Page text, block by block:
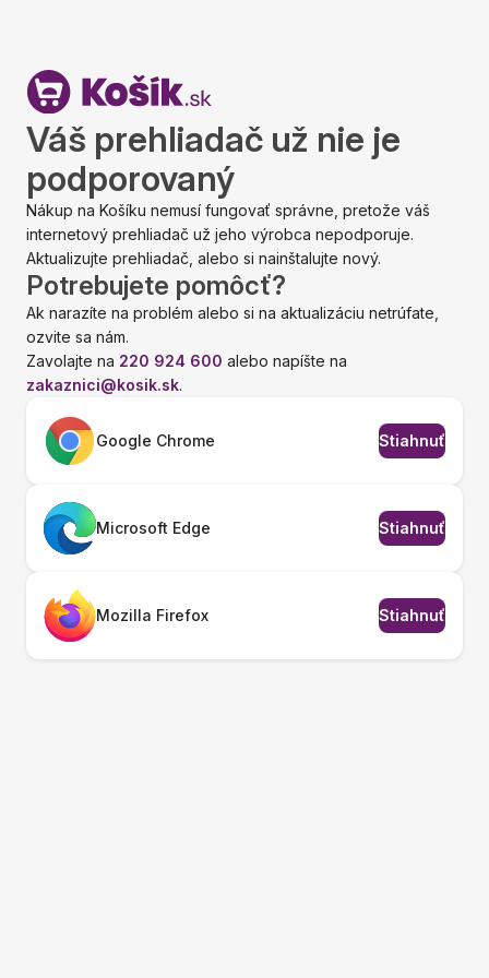
Váš prehliadač už nie je
podporovaný
Nákup na Košíku nemusí fungovať správne, pretože váš
internetový prehliadač už jeho výrobca nepodporuje.
Aktualizujte prehliadač, alebo si nainštalujte nový.
Potrebujete pomôcť?
Ak narazíte na problém alebo si na aktualizáciu netrúfate,
ozvite sa nám.
Zavolajte na 220 924 600 alebo napíšte na
zakaznici@kosik.sk.
Google Chrome Stiahnuť
Microsoft Edge Stiahnuť
Mozilla Firefox Stiahnuť